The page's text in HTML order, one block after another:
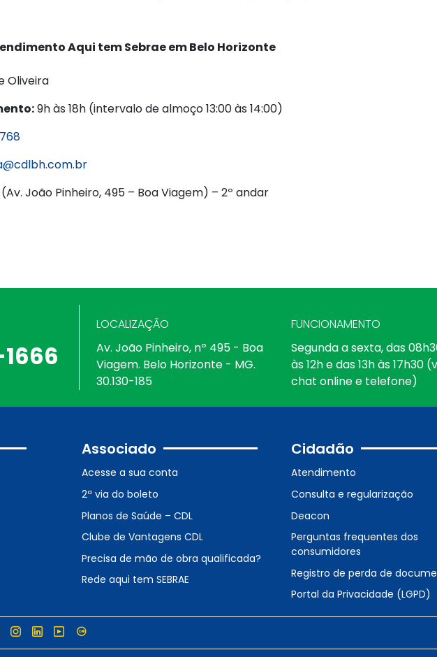
Aqui tem Sebrae em Belo Horizonte
Oliveira
9h às 18h (intervalo de almoço 13:00 às 14:00)
João Pinheiro, 495 – Boa Viagem) – 2º andar
LOCALIZAÇÃO
Av. João Pinheiro, nº 495 - Boa
Viagem. Belo Horizonte - MG.
30.130-185
FUNCIONAMENTO
Segunda a sexta, das
às 12h e das 13h às 17h30
chat online e telefone)
Associado
Acesse a sua conta
2ª via do boleto
Planos de Saúde – CDL
Clube de Vantagens CDL
Precisa de mão de obra qualificada?
Rede aqui tem SEBRAE
Cidadão
Atendimento
Consulta e regularização
Deacon
Perguntas frequentes dos
consumidores
Registro de perda de
Portal da Privacidade (LGPD)